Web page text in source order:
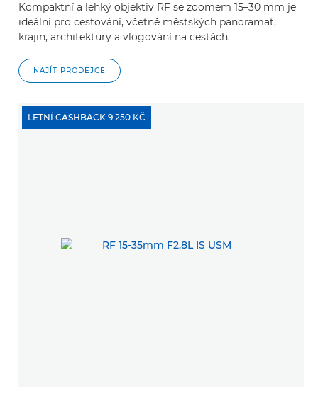
Kompaktní a lehký objektiv RF se zoomem 15–30 mm je
ideální pro cestování, včetně městských panoramat,
krajin, architektury a vlogování na cestách.
NAJÍT PRODEJCE
LETNÍ CASHBACK 9 250 KČ